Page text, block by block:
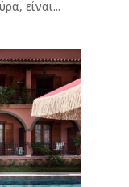
είναι...